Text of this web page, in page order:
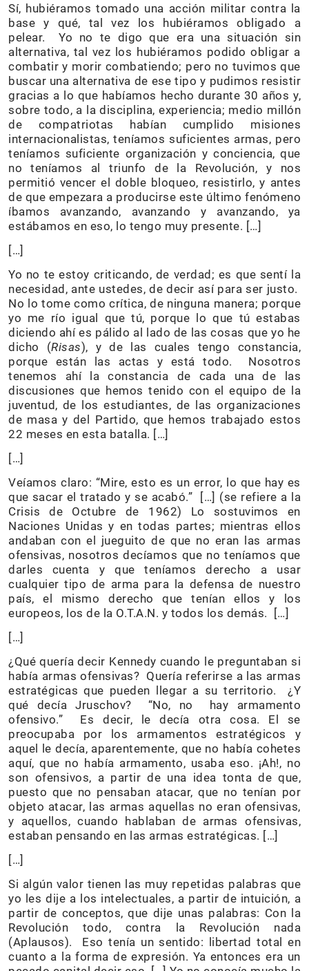
Sí, hubiéramos tomado una acción militar contra la
base y qué, tal vez los hubiéramos obligado a
pelear. Yo no te digo que era una situación sin
alternativa, tal vez los hubiéramos podido obligar a
combatir y morir combatiendo; pero no tuvimos que
buscar una alternativa de ese tipo y pudimos resistir
gracias a lo que habíamos hecho durante 30 años y,
sobre todo, a la disciplina, experiencia; medio millón
de compatriotas habían cumplido misiones
internacionalistas, teníamos suficientes armas, pero
teníamos suficiente organización y conciencia, que
no teníamos al triunfo de la Revolución, y nos
permitió vencer el doble bloqueo, resistirlo, y antes
de que empezara a producirse este último fenómeno
íbamos avanzando, avanzando y avanzando, ya
estábamos en eso, lo tengo muy presente. […]
[…]
Yo no te estoy criticando, de verdad; es que sentí la
necesidad, ante ustedes, de decir así para ser justo.
No lo tome como crítica, de ninguna manera; porque
yo me río igual que tú, porque lo que tú estabas
diciendo ahí es pálido al lado de las cosas que yo he
dicho (Risas), y de las cuales tengo constancia,
porque están las actas y está todo. Nosotros
tenemos ahí la constancia de cada una de las
discusiones que hemos tenido con el equipo de la
juventud, de los estudiantes, de las organizaciones
de masa y del Partido, que hemos trabajado estos
22 meses en esta batalla. […]
[…]
Veíamos claro: “Mire, esto es un error, lo que hay es
que sacar el tratado y se acabó.” […] (se refiere a la
Crisis de Octubre de 1962) Lo sostuvimos en
Naciones Unidas y en todas partes; mientras ellos
andaban con el jueguito de que no eran las armas
ofensivas, nosotros decíamos que no teníamos que
darles cuenta y que teníamos derecho a usar
cualquier tipo de arma para la defensa de nuestro
país, el mismo derecho que tenían ellos y los
europeos, los de la O.T.A.N. y todos los demás. […]
[…]
¿Qué quería decir Kennedy cuando le preguntaban si
había armas ofensivas? Quería referirse a las armas
estratégicas que pueden llegar a su territorio. ¿Y
qué decía Jruschov? “No, no hay armamento
ofensivo.” Es decir, le decía otra cosa. El se
preocupaba por los armamentos estratégicos y
aquel le decía, aparentemente, que no había cohetes
aquí, que no había armamento, usaba eso. ¡Ah!, no
son ofensivos, a partir de una idea tonta de que,
puesto que no pensaban atacar, que no tenían por
objeto atacar, las armas aquellas no eran ofensivas,
y aquellos, cuando hablaban de armas ofensivas,
estaban pensando en las armas estratégicas. […]
[…]
Si algún valor tienen las muy repetidas palabras que
yo les dije a los intelectuales, a partir de intuición, a
partir de conceptos, que dije unas palabras: Con la
Revolución todo, contra la Revolución nada
(Aplausos). Eso tenía un sentido: libertad total en
cuanto a la forma de expresión. Ya entonces era un